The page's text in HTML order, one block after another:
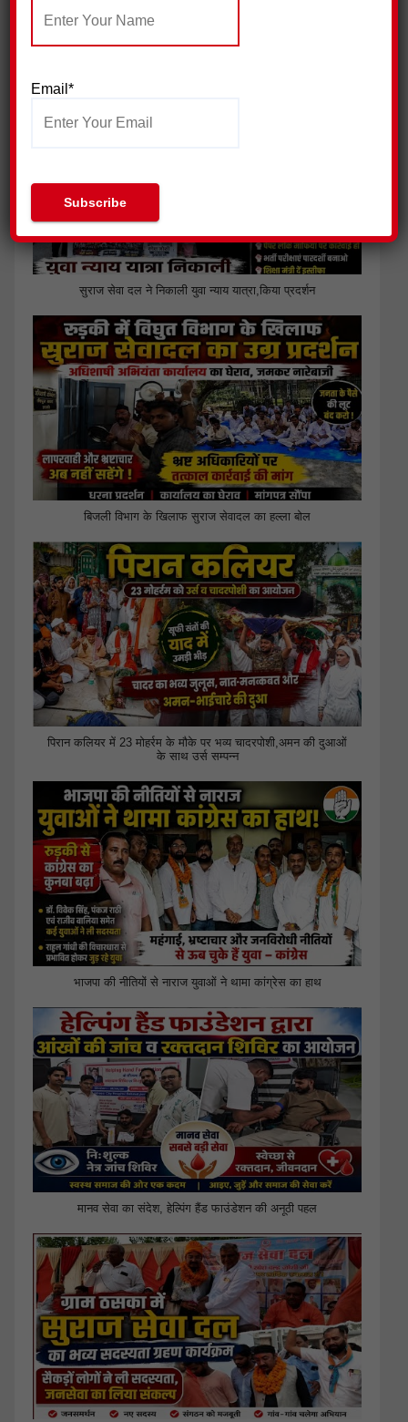
जिला प्रेस क्लब हरिद्वार ने की पत्रकार सुरक्षा आयोग गठित किए जाने की
सुराज सेवा दल ने निकाली युवा न्याय यात्रा,किया प्रदर्शन
बिजली विभाग के खिलाफ सुराज सेवादल का हल्ला बोल
पिरान कलियर में 23 मोहर्रम के मौके पर भव्य चादरपोशी,अमन की दुआओं
के साथ उर्स सम्पन्न
भाजपा की नीतियों से नाराज युवाओं ने थामा कांग्रेस का हाथ
मानव सेवा का संदेश, हेल्पिंग हैंड फाउंडेशन की अनूठी पहल
Email*